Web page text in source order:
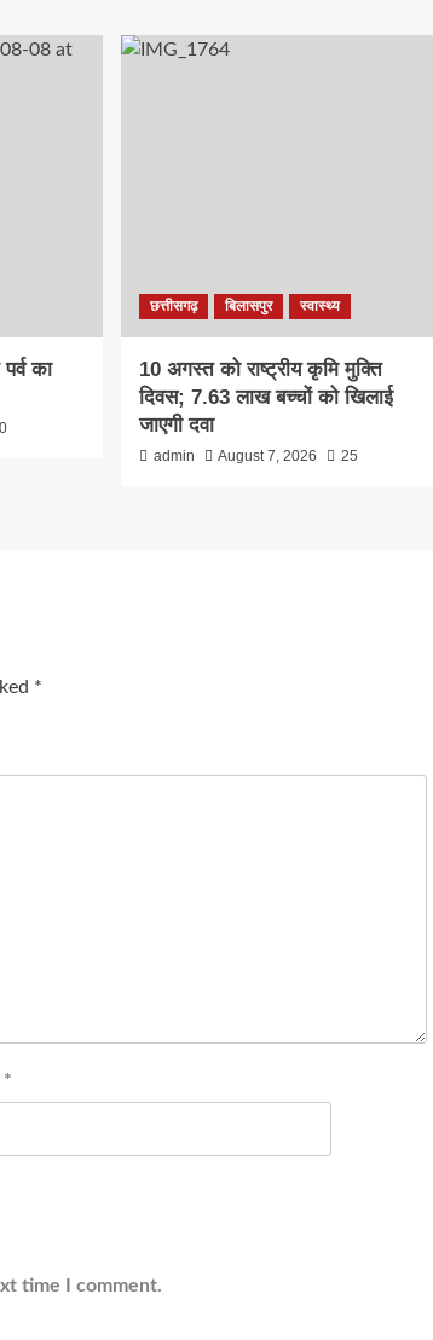
का
0
छत्तीसगढ़ बिलासपुर स्वास्थ्य
10 अगस्त को राष्ट्रीय कृमि मुक्ति
दिवस; 7.63 लाख बच्चों को खिलाई
जाएगी दवा
admin August 7, 2026 25
*
*
time I comment.